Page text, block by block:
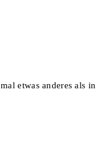
etwas anderes als in